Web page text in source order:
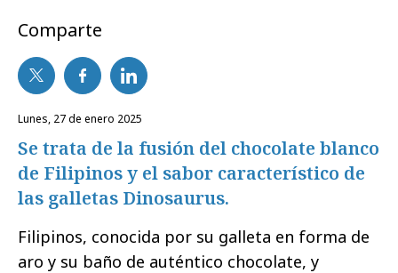
Comparte
lunes, 27 de enero 2025
Se trata de la fusión del chocolate blanco
de Filipinos y el sabor característico de
las galletas Dinosaurus.
Filipinos, conocida por su galleta en forma de
aro y su baño de auténtico chocolate, y